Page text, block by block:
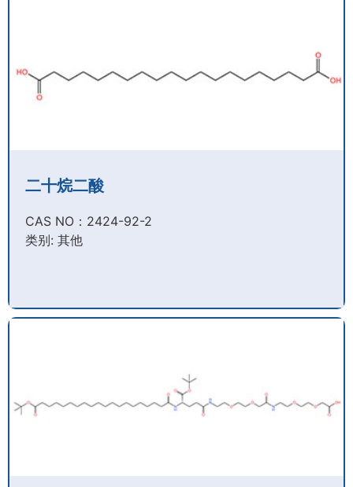
二十烷二酸
CAS NO：2424-92-2​
类别: 其他